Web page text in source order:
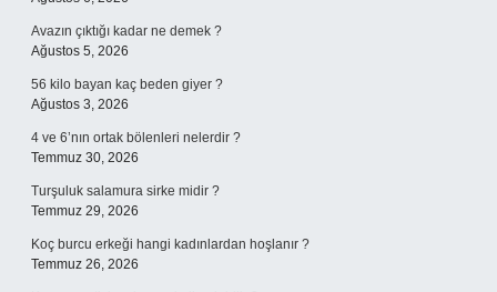
Avazın çıktığı kadar ne demek ?
Ağustos 5, 2026
56 kilo bayan kaç beden giyer ?
Ağustos 3, 2026
4 ve 6’nın ortak bölenleri nelerdir ?
Temmuz 30, 2026
Turşuluk salamura sirke midir ?
Temmuz 29, 2026
Koç burcu erkeği hangi kadınlardan hoşlanır ?
Temmuz 26, 2026